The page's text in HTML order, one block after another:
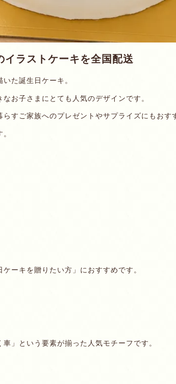
イラストケーキを全国配送
た誕生日ケーキ。
お子さまにとても人気のデザインです。
すご家族へのプレゼントやサプライズにもおす
ーキを贈りたい方」におすすめです。
」という要素が揃った人気モチーフです。